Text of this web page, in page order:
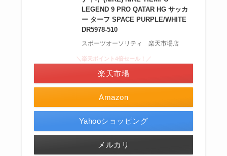
LEGEND 9 PRO QATAR HG サッカ
ー ターフ SPACE PURPLE/WHITE
DR5978-510
スポーツオーソリティ 楽天市場店
Amazon
＼楽天ポイント4倍セール！／
楽天市場
Yahooショッピング
メルカリ